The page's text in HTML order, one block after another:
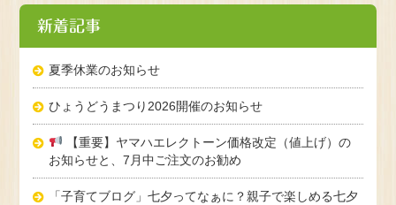
新着記事
夏季休業のお知らせ
ひょうどうまつり2026開催のお知らせ
【重要】ヤマハエレクトーン価格改定（値上げ）の
お知らせと、7月中ご注文のお勧め
「子育てブログ」七夕ってなぁに？親子で楽しめる七夕